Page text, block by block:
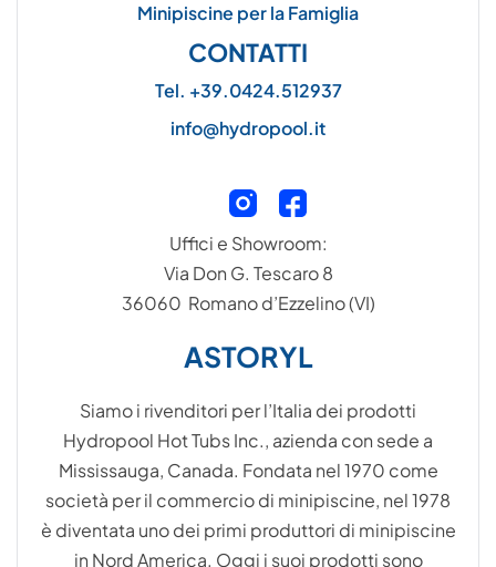
ASTORYL
Siamo i rivenditori per l’Italia dei prodotti
Hydropool Hot Tubs Inc., azienda con sede a
Mississauga, Canada. Fondata nel 1970 come
società per il commercio di minipiscine, nel 1978
è diventata uno dei primi produttori di minipiscine
in Nord America. Oggi i suoi prodotti sono
CONTATTI
Tel. +39.0424.512937
info@hydropool.it
Uffici e Showroom:
Via Don G. Tescaro 8
36060 Romano d’Ezzelino (VI)
Minipiscine per la Famiglia